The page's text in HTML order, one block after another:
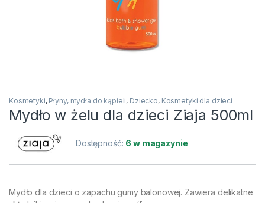
Kosmetyki, Płyny, mydła do kąpieli, Dziecko, Kosmetyki dla dzieci
Mydło w żelu dla dzieci Ziaja 500ml
Dostępność: 6 w magazynie
Mydło dla dzieci o zapachu gumy balonowej. Zawiera delikatne